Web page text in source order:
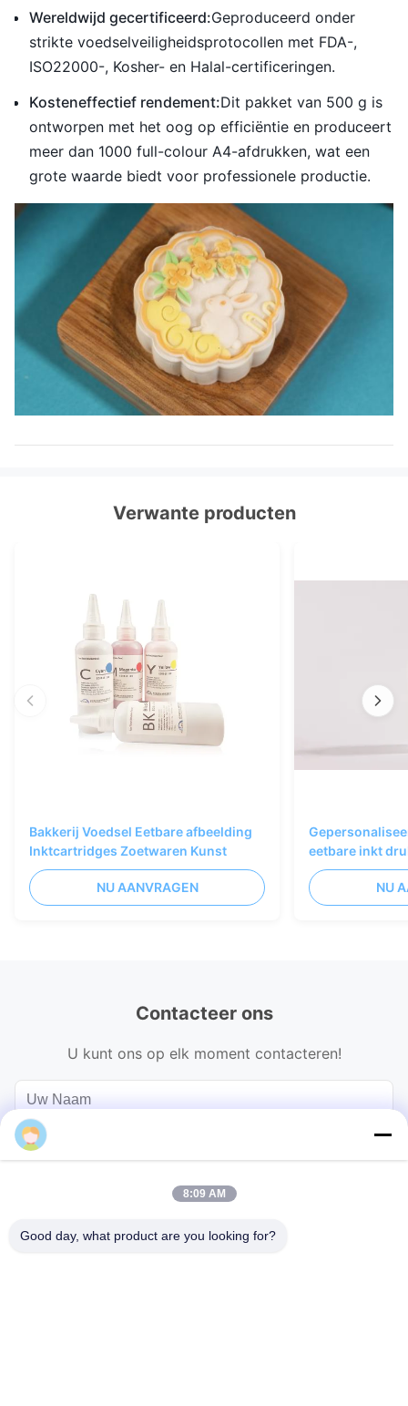
Wereldwijd gecertificeerd:Geproduceerd onder
strikte voedselveiligheidsprotocollen met FDA-,
ISO22000-, Kosher- en Halal-certificeringen.
Kosteneffectief rendement:Dit pakket van 500 g is
ontworpen met het oog op efficiëntie en produceert
meer dan 1000 full-colour A4-afdrukken, wat een
grote waarde biedt voor professionele productie.
Verwante producten
Bakkerij Voedsel Eetbare afbeelding
Inktcartridges Zoetwaren Kunst
NU AANVRAGEN
eetbare inkt
Zwart Kleur
NU
Contacteer ons
U kunt ons op elk moment contacteren!
8:09 AM
Good day, what product are you looking for?